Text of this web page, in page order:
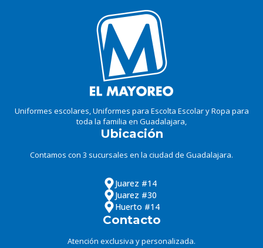
Uniformes escolares, Uniformes para Escolta Escolar y Ropa para
toda la familia en Guadalajara,
Ubicación
Contamos con 3 sucursales en la ciudad de Guadalajara.
Juarez #14
Juarez #30
Huerto #14
Contacto
Atención exclusiva y personalizada.